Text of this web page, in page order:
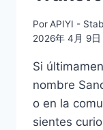
PorAPIYI -
2026年 4月 9日
Si
nombre
o en la
sientes